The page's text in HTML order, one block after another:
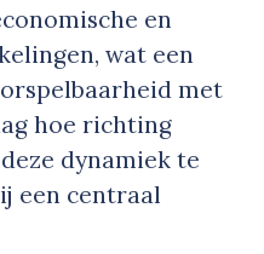
en
wat een
met
hoe richting
dynamiek te
een centraal